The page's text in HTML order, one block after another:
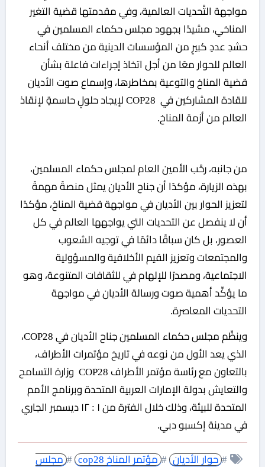
مواجهة التَّحديات العالمية، وفي مقدمتها قضية التغير
المناخي، مشيدًا بجهود مجلس حكماء المسلمين في
حشدِ عددٍ كبيرٍ من المؤسسات الدينية من مختلف أنحاء
العالم للحوار معًا من أجل اتخاذ إجراءات فاعلة بشأن
قضية المناخ والتوعية بمخاطرها، وإسماع صوت الأديان
للقادة المشاركين في COP28 لإيجاد حلولٍ حاسمةٍ لإنقاذ
العالم من أزمة المناخ.
من جانبه، رحَّب الأمين العام لمجلس حكماء المسلمين،
بهذه الزيارة، مؤكدًا أن جناح الأديان يمثل منصةً مهمةً
لتعزيز الحوار بين الأديان في مواجهة قضية المناخ، مؤكدًا
أن لا ينفصل عن التحديات التي يواجهها العالم في كل
العصور، بل كان سباقًا دائمًا في توجيه الشعوب
والمجتمعات وتعزيز القيم الأخلاقية والمسؤولية
الاجتماعية، ومصدرًا للإلهام في للثقافات المتنوعة، وهو
ما يؤكِّد أهمية صوت ورسالة الأديان في مواجهة
التحديات المعاصرة.
وينظِّم مجلس حكماء المسلمين جناح الأديان في COP28،
الذي يعد الأول من نوعه في تاريخ مؤتمرات الأطراف،
بالتعاون مع رئاسة مؤتمر الأطراف COP28 وزارة التسامح
والتعايش بدولة الإمارات العربية المتحدة وبرنامج الأمم
المتحدة للبيئة، وذلك خلال الفترة من ١ : ١٢ ديسمبر الجاري
في مدينة إكسبو دبي.
# حوار الأديان # مؤتمر المناخ cop28 # مجلس